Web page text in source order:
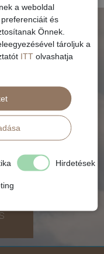
a weboldal
és
Önnek.
tároljuk a
ITT olvashatja
Hirdetések